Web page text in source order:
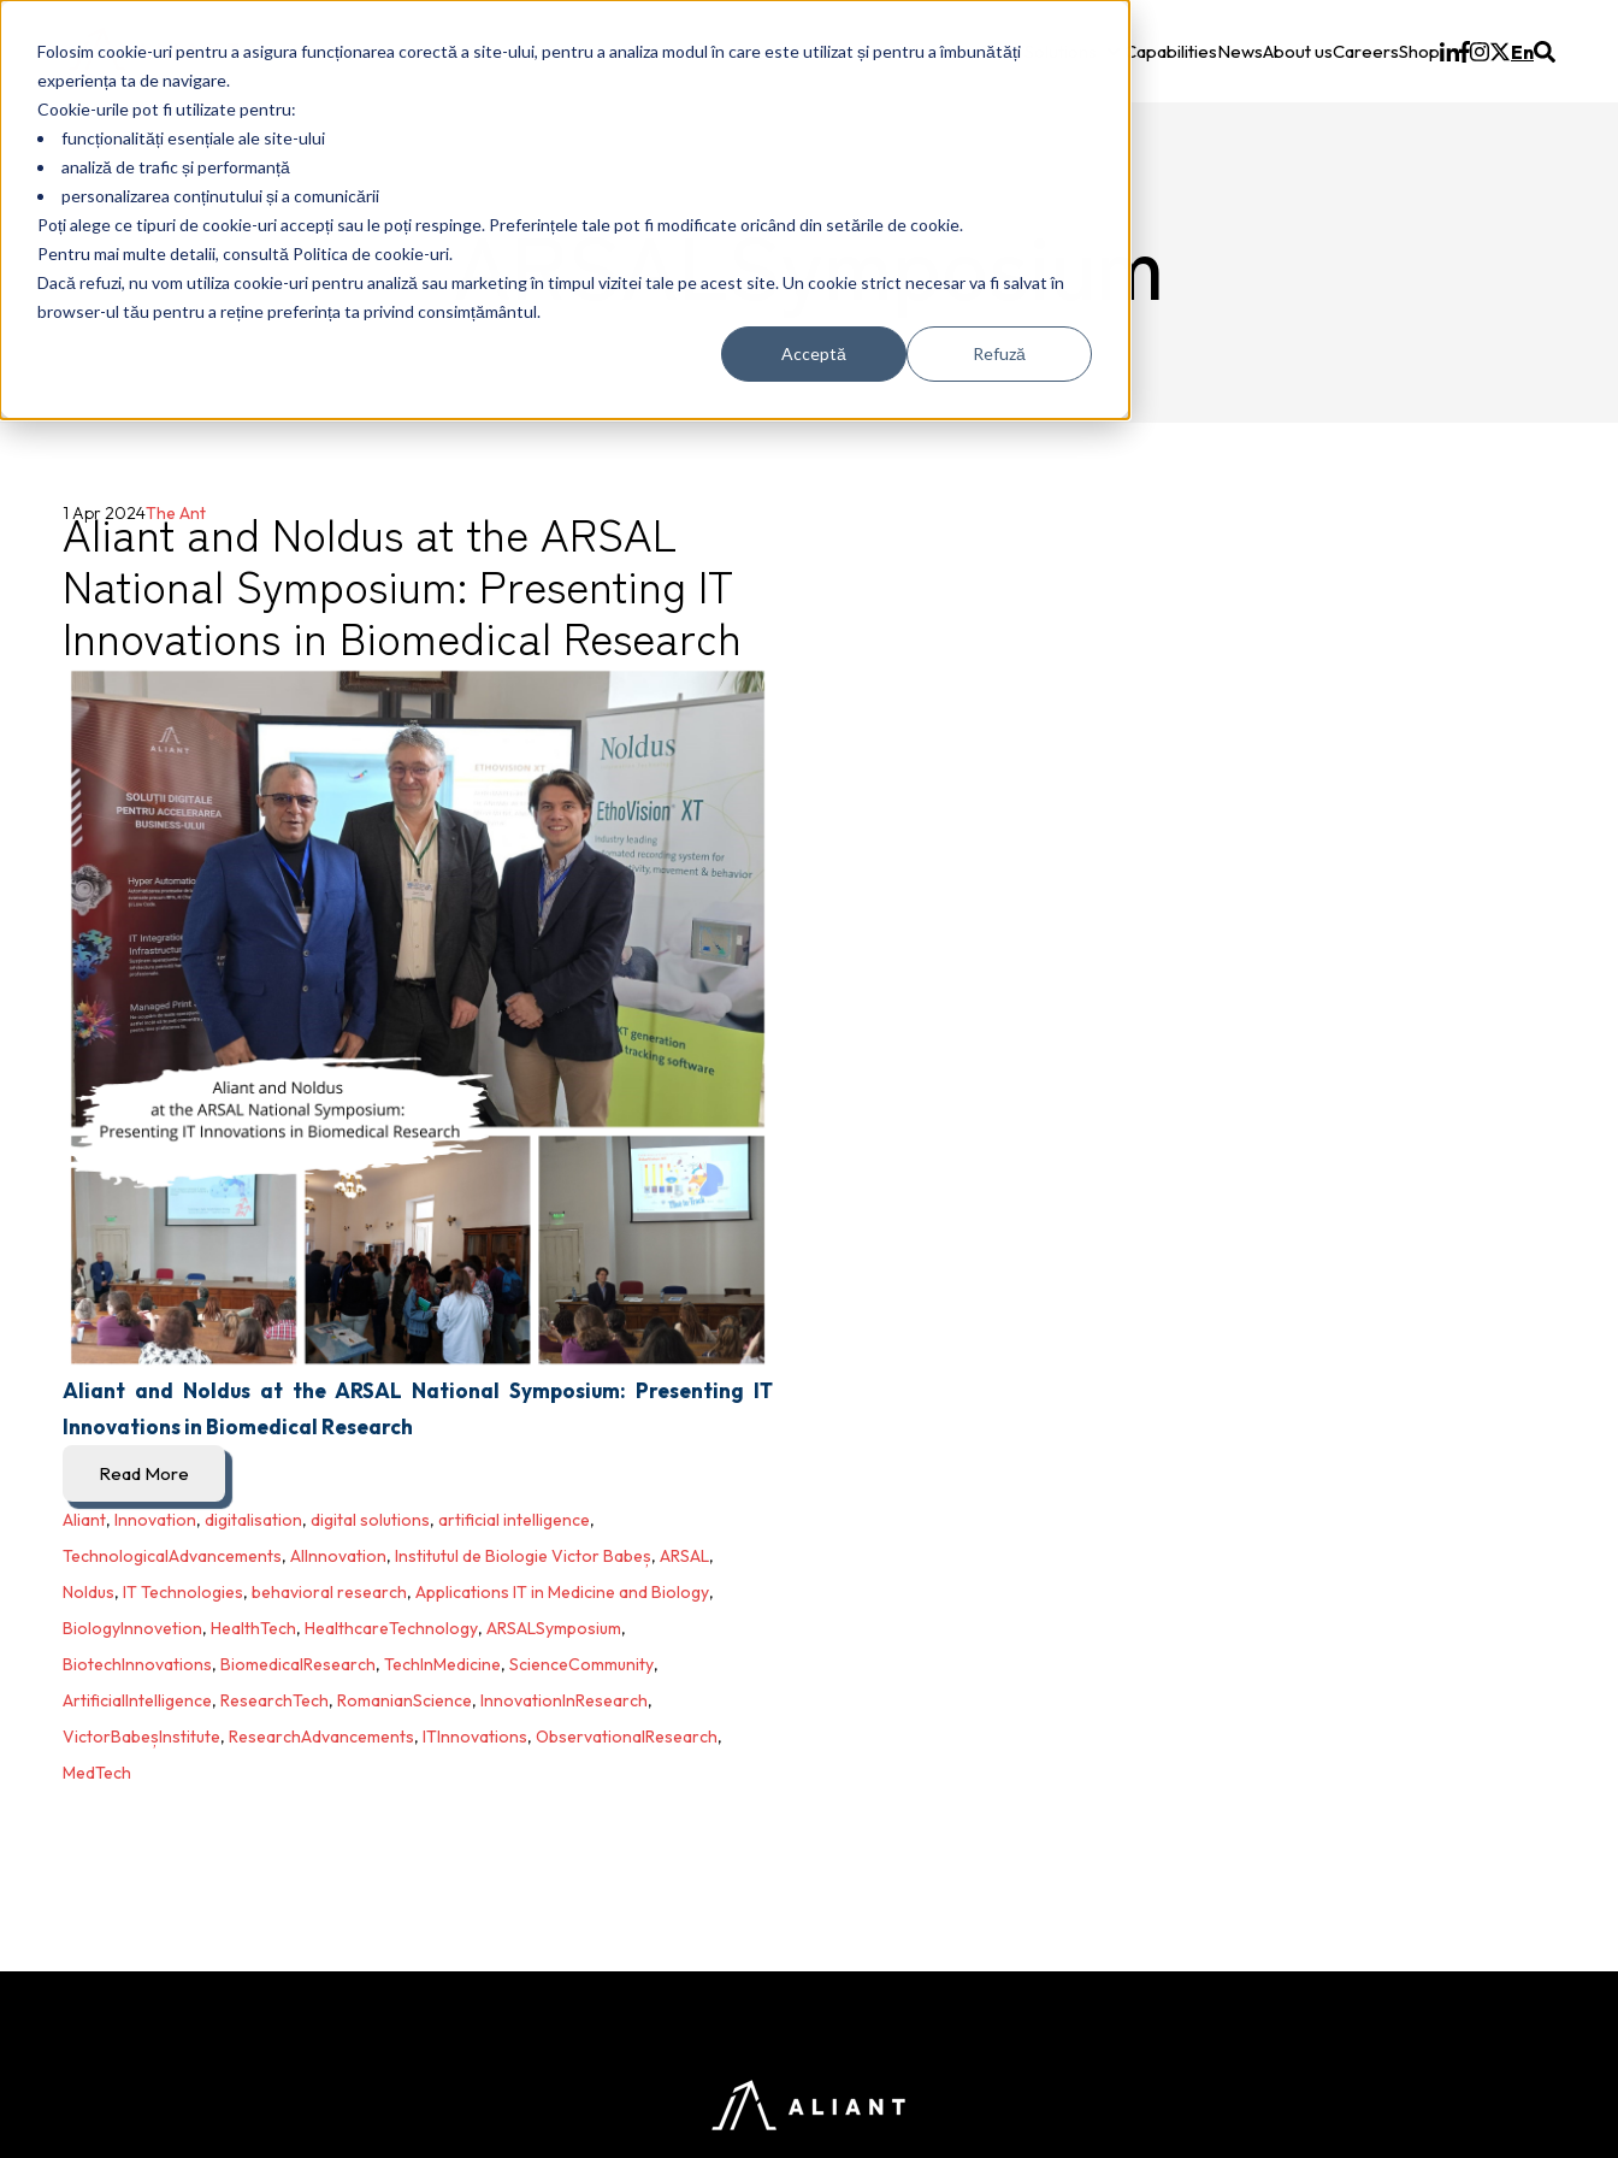
Folosim cookie-uri pentru a asigura funcționarea corectă a site-ului, pentru a analiza modul în care este utilizat și pentru a îmbunătăți
experiența ta de navigare.
Cookie-urile pot fi utilizate pentru:
funcționalități esențiale ale site-ului
analiză de trafic și performanță
personalizarea conținutului și a comunicării
Poți alege ce tipuri de cookie-uri accepți sau le poți respinge. Preferințele tale pot fi modificate oricând din setările de cookie.
Pentru mai multe detalii, consultă Politica de cookie-uri.
Dacă refuzi, nu vom utiliza cookie-uri pentru analiză sau marketing în timpul vizitei tale pe acest site. Un cookie strict necesar va fi salvat în
browser-ul tău pentru a reține preferința ta privind consimțământul.
Acceptă Refuză
Solutions
CapabilitiesNewsAbout usCareersShop En
ARSALSymposium
Aliant and Noldus at the ARSAL
National Symposium: Presenting IT
Innovations in Biomedical Research
1 Apr 2024The Ant
Aliant and Noldus at the ARSAL National Symposium: Presenting IT
Innovations in Biomedical Research
Read More
Aliant, Innovation, digitalisation, digital solutions, artificial intelligence,
TechnologicalAdvancements, AIInnovation, Institutul de Biologie Victor Babeș, ARSAL,
Noldus, IT Technologies, behavioral research, Applications IT in Medicine and Biology,
BiologyInnovetion, HealthTech, HealthcareTechnology, ARSALSymposium,
BiotechInnovations, BiomedicalResearch, TechInMedicine, ScienceCommunity,
ArtificialIntelligence, ResearchTech, RomanianScience, InnovationInResearch,
VictorBabeșInstitute, ResearchAdvancements, ITInnovations, ObservationalResearch,
MedTech